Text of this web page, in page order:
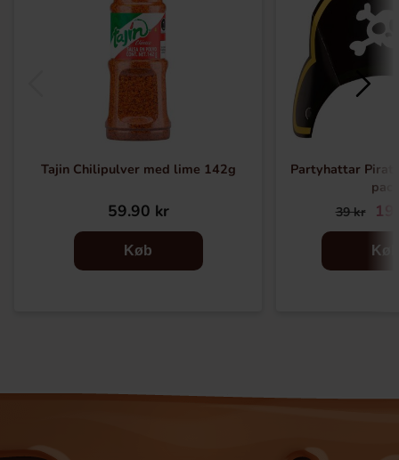
Tajin Chilipulver med lime 142g
59.90 kr
Køb
Partyhattar Pirat
pack
39 kr
Køb